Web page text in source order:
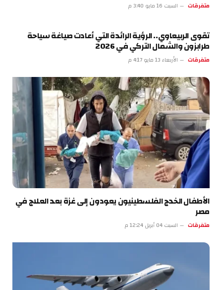
متفرقات السبت 16 مايو 3:40 م
تقوى الربيعاوي.. الرؤية الرائدة التي أعادت صياغة سياحة
طرابزون والشمال التركي في 2026
متفرقات الأربعاء 13 مايو 4:17 م
الأطفال الخدج الفلسطينيون يعودون إلى غزة بعد العلاج في
مصر
متفرقات السبت 04 أبريل 12:24 م